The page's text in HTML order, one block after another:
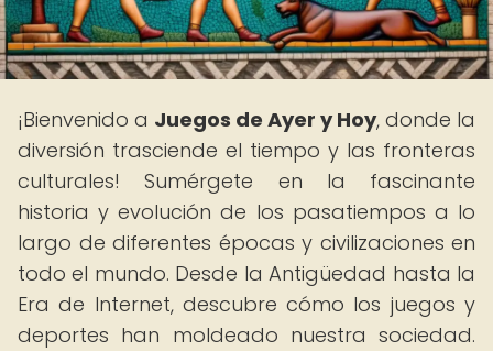
¡Bienvenido a Juegos de Ayer y Hoy, donde la
diversión trasciende el tiempo y las fronteras
culturales! Sumérgete en la fascinante
historia y evolución de los pasatiempos a lo
largo de diferentes épocas y civilizaciones en
todo el mundo. Desde la Antigüedad hasta la
Era de Internet, descubre cómo los juegos y
deportes han moldeado nuestra sociedad.